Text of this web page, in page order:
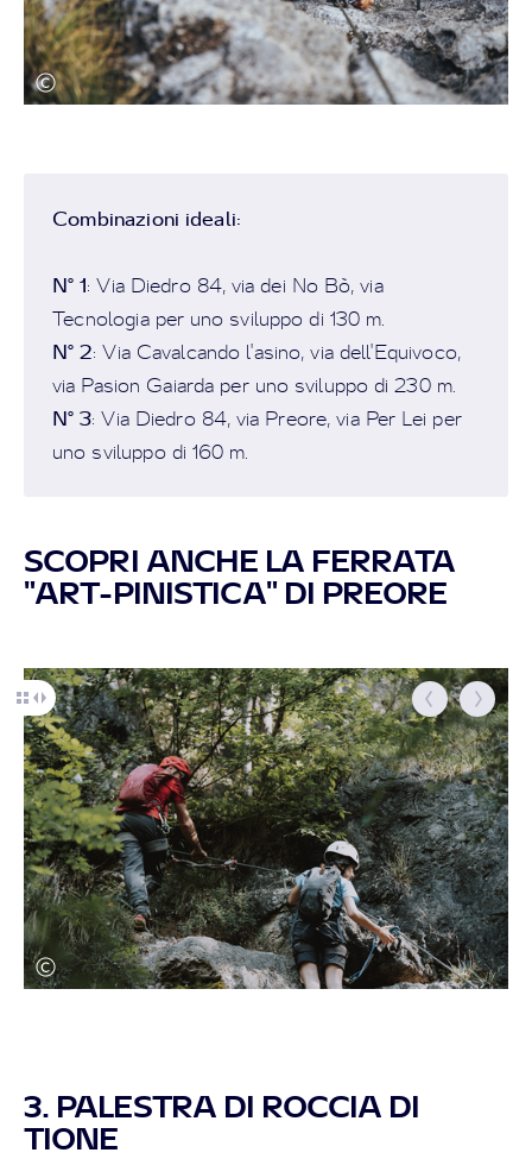
Combinazioni ideali:
N° 1: Via Diedro 84, via dei No Bò, via
Tecnologia per uno sviluppo di 130 m.
N° 2: Via Cavalcando l'asino, via dell'Equivoco,
via Pasion Gaiarda per uno sviluppo di 230 m.
N° 3: Via Diedro 84, via Preore, via Per Lei per
uno sviluppo di 160 m.
SCOPRI ANCHE LA FERRATA
"ART-PINISTICA" DI PREORE
3. PALESTRA DI ROCCIA DI
TIONE